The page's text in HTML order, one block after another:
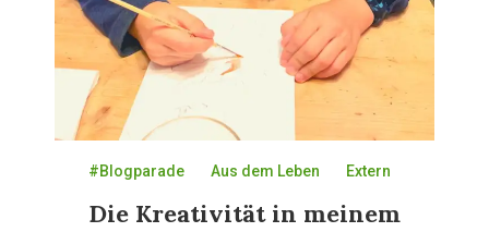
#Blogparade Aus dem Leben Extern
Die Kreativität in meinem